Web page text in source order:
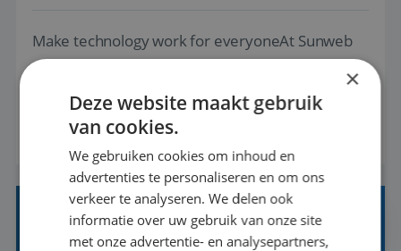
Make technology work for everyoneAt Sunweb
Group, technology plays a key role in delivering
unforgettable holiday experiences to more than
1.3 million customers every year. Behind the
scenes, our colleagues rely on secure, reliable,
and user-friendly IT solutions to do their best
work.As an IT Servicedesk Engineer, ...
BEKIJK VACATURE
OFFICE MANAGER/ CUSTOMER CARE
SPECIALIST
×
Deze website maakt gebruik
van cookies.
We gebruiken cookies om inhoud en
advertenties te personaliseren en om ons
verkeer te analyseren. We delen ook
informatie over uw gebruik van onze site
met onze advertentie- en analysepartners,